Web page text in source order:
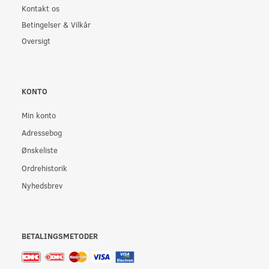
Kontakt os
Betingelser & Vilkår
Oversigt
KONTO
Min konto
Adressebog
Ønskeliste
Ordrehistorik
Nyhedsbrev
BETALINGSMETODER